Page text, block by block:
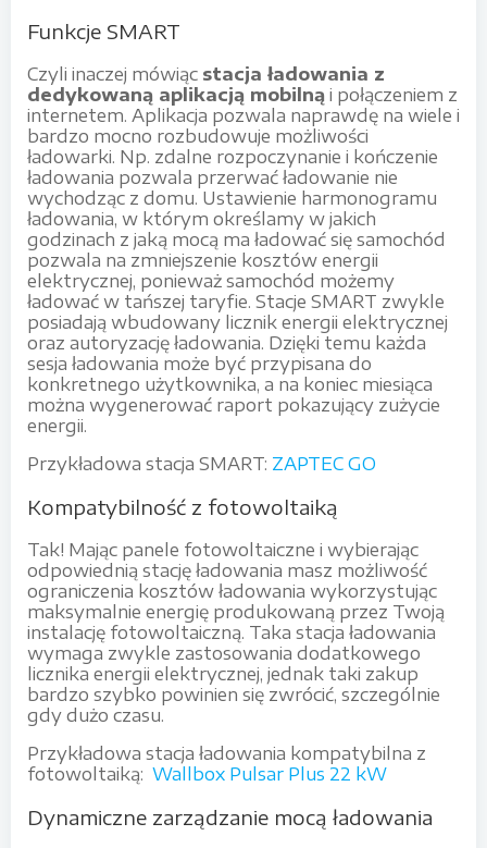
Funkcje SMART
Czyli inaczej mówiąc stacja ładowania z
dedykowaną aplikacją mobilną i połączeniem z
internetem. Aplikacja pozwala naprawdę na wiele i
bardzo mocno rozbudowuje możliwości
ładowarki. Np. zdalne rozpoczynanie i kończenie
ładowania pozwala przerwać ładowanie nie
wychodząc z domu. Ustawienie harmonogramu
ładowania, w którym określamy w jakich
godzinach z jaką mocą ma ładować się samochód
pozwala na zmniejszenie kosztów energii
elektrycznej, ponieważ samochód możemy
ładować w tańszej taryfie. Stacje SMART zwykle
posiadają wbudowany licznik energii elektrycznej
oraz autoryzację ładowania. Dzięki temu każda
sesja ładowania może być przypisana do
konkretnego użytkownika, a na koniec miesiąca
można wygenerować raport pokazujący zużycie
energii.
Przykładowa stacja SMART: ZAPTEC GO
Kompatybilność z fotowoltaiką
Tak! Mając panele fotowoltaiczne i wybierając
odpowiednią stację ładowania masz możliwość
ograniczenia kosztów ładowania wykorzystując
maksymalnie energię produkowaną przez Twoją
instalację fotowoltaiczną. Taka stacja ładowania
wymaga zwykle zastosowania dodatkowego
licznika energii elektrycznej, jednak taki zakup
bardzo szybko powinien się zwrócić, szczególnie
gdy dużo czasu.
Przykładowa stacja ładowania kompatybilna z
fotowoltaiką: Wallbox Pulsar Plus 22 kW
Dynamiczne zarządzanie mocą ładowania